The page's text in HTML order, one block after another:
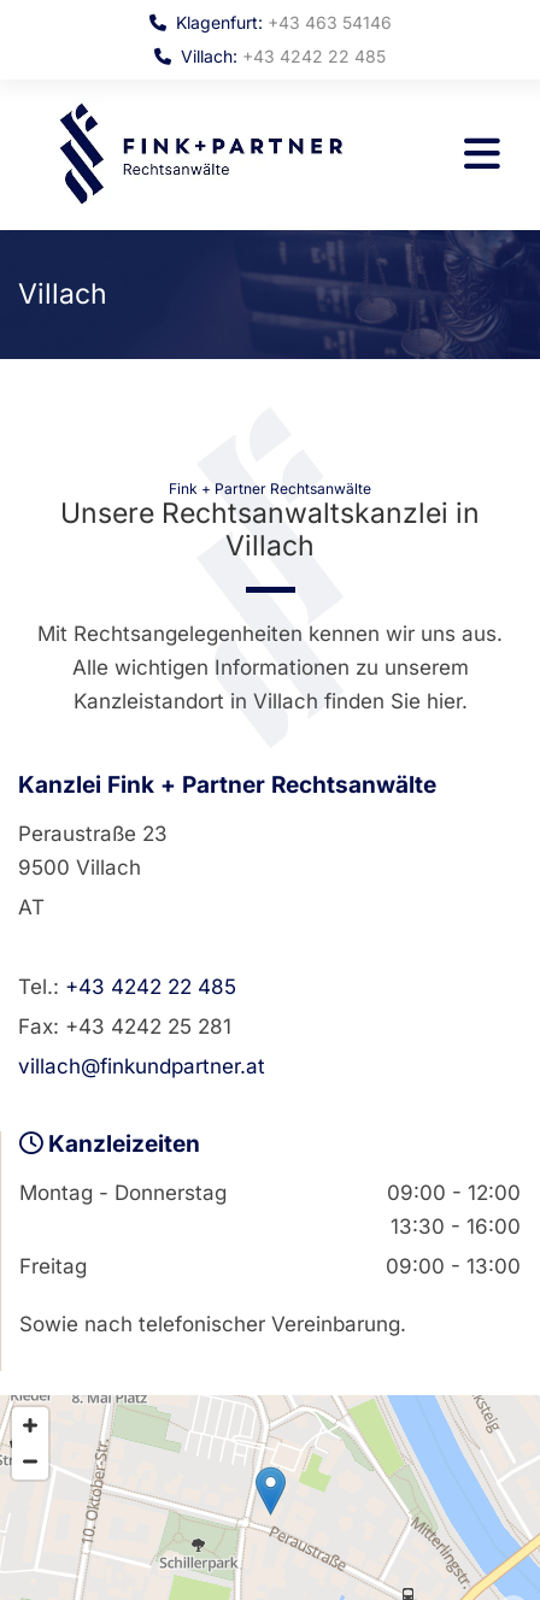
Klagenfurt: +43 463 54146
 Villach: +43 4242 22 485
Villach
Fink + Partner Rechtsanwälte
Unsere Rechtsanwaltskanzlei in
Villach
Mit Rechtsangelegenheiten kennen wir uns aus.
Alle wichtigen Informationen zu unserem
Kanzleistandort in Villach finden Sie hier.
Kanzlei Fink + Partner Rechtsanwälte
Peraustraße 23
9500 Villach
AT
Tel.: +43 4242 22 485
Fax: +43 4242 25 281
villach@finkundpartner.at
Kanzleizeiten
Montag - Donnerstag
09:00 - 12:00
13:30 - 16:00
Freitag
09:00 - 13:00
Sowie nach telefonischer Vereinbarung.